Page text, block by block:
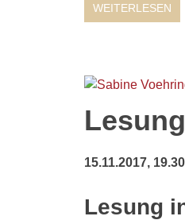
WEITERLESEN
15.11.2017,
Lesung